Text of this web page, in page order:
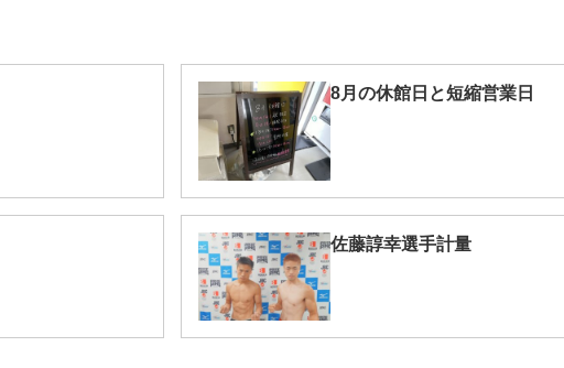
8月の休館日と短縮営業日
佐藤諄幸選手計量